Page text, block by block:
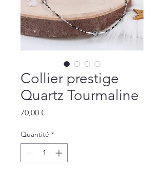
Collier prestige
Quartz Tourmaline
70,00 €
Quantité *